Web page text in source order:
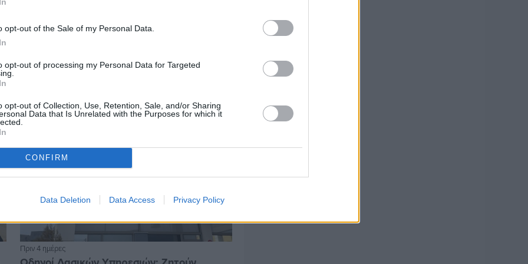
opt-out of the Sale of my Personal Data.
opt-out of processing my Personal Data for Targeted
opt-out of Collection, Use, Retention, Sale, and/or Sharing
Data that Is Unrelated with the Purposes for which it
CONFIRM
Data Deletion Data Access Privacy Policy
«κόκκινο»
Πριν 4 ημέρες